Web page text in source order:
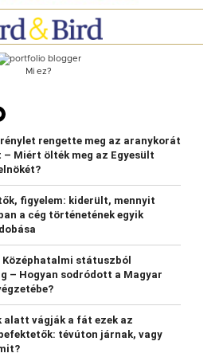
Mi ez?
rengette meg az aranykorát
– Miért ölték meg az Egyesült
figyelem: kiderült, mennyit
a cég történetének egyik
Középhatalmi státuszból
– Hogyan sodródott a Magyar
alatt vágják a fát ezek az
tévúton járnak, vagy